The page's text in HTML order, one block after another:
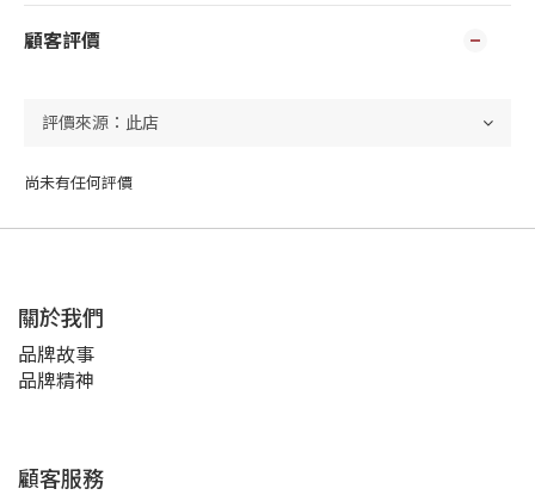
顧客評價
尚未有任何評價
關於我們
品牌故事
品牌精神
顧客服務